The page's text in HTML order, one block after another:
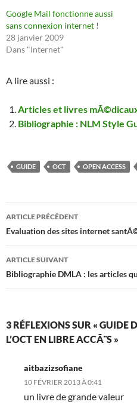
Google Mail fonctionne aussi
sans connexion internet !
28 janvier 2009
Dans "Internet"
A lire aussi :
Articles et livres
Bibliographie : NLM Style
GUIDE OCT OPEN ACCESS
Navigation
des
articles
ARTICLE PRÉCÉDENT
Evaluation des sites internet
ARTICLE SUIVANT
Bibliographie DMLA : les articles
3 RÉFLEXIONS SUR « GUIDE
L’OCT EN LIBRE ACCÃ¨S »
aitbazizsofiane
10 FÉVRIER 2013 À 0:41
un livre de grande valeur